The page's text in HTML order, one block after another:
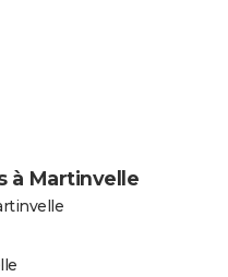
à Martinvelle